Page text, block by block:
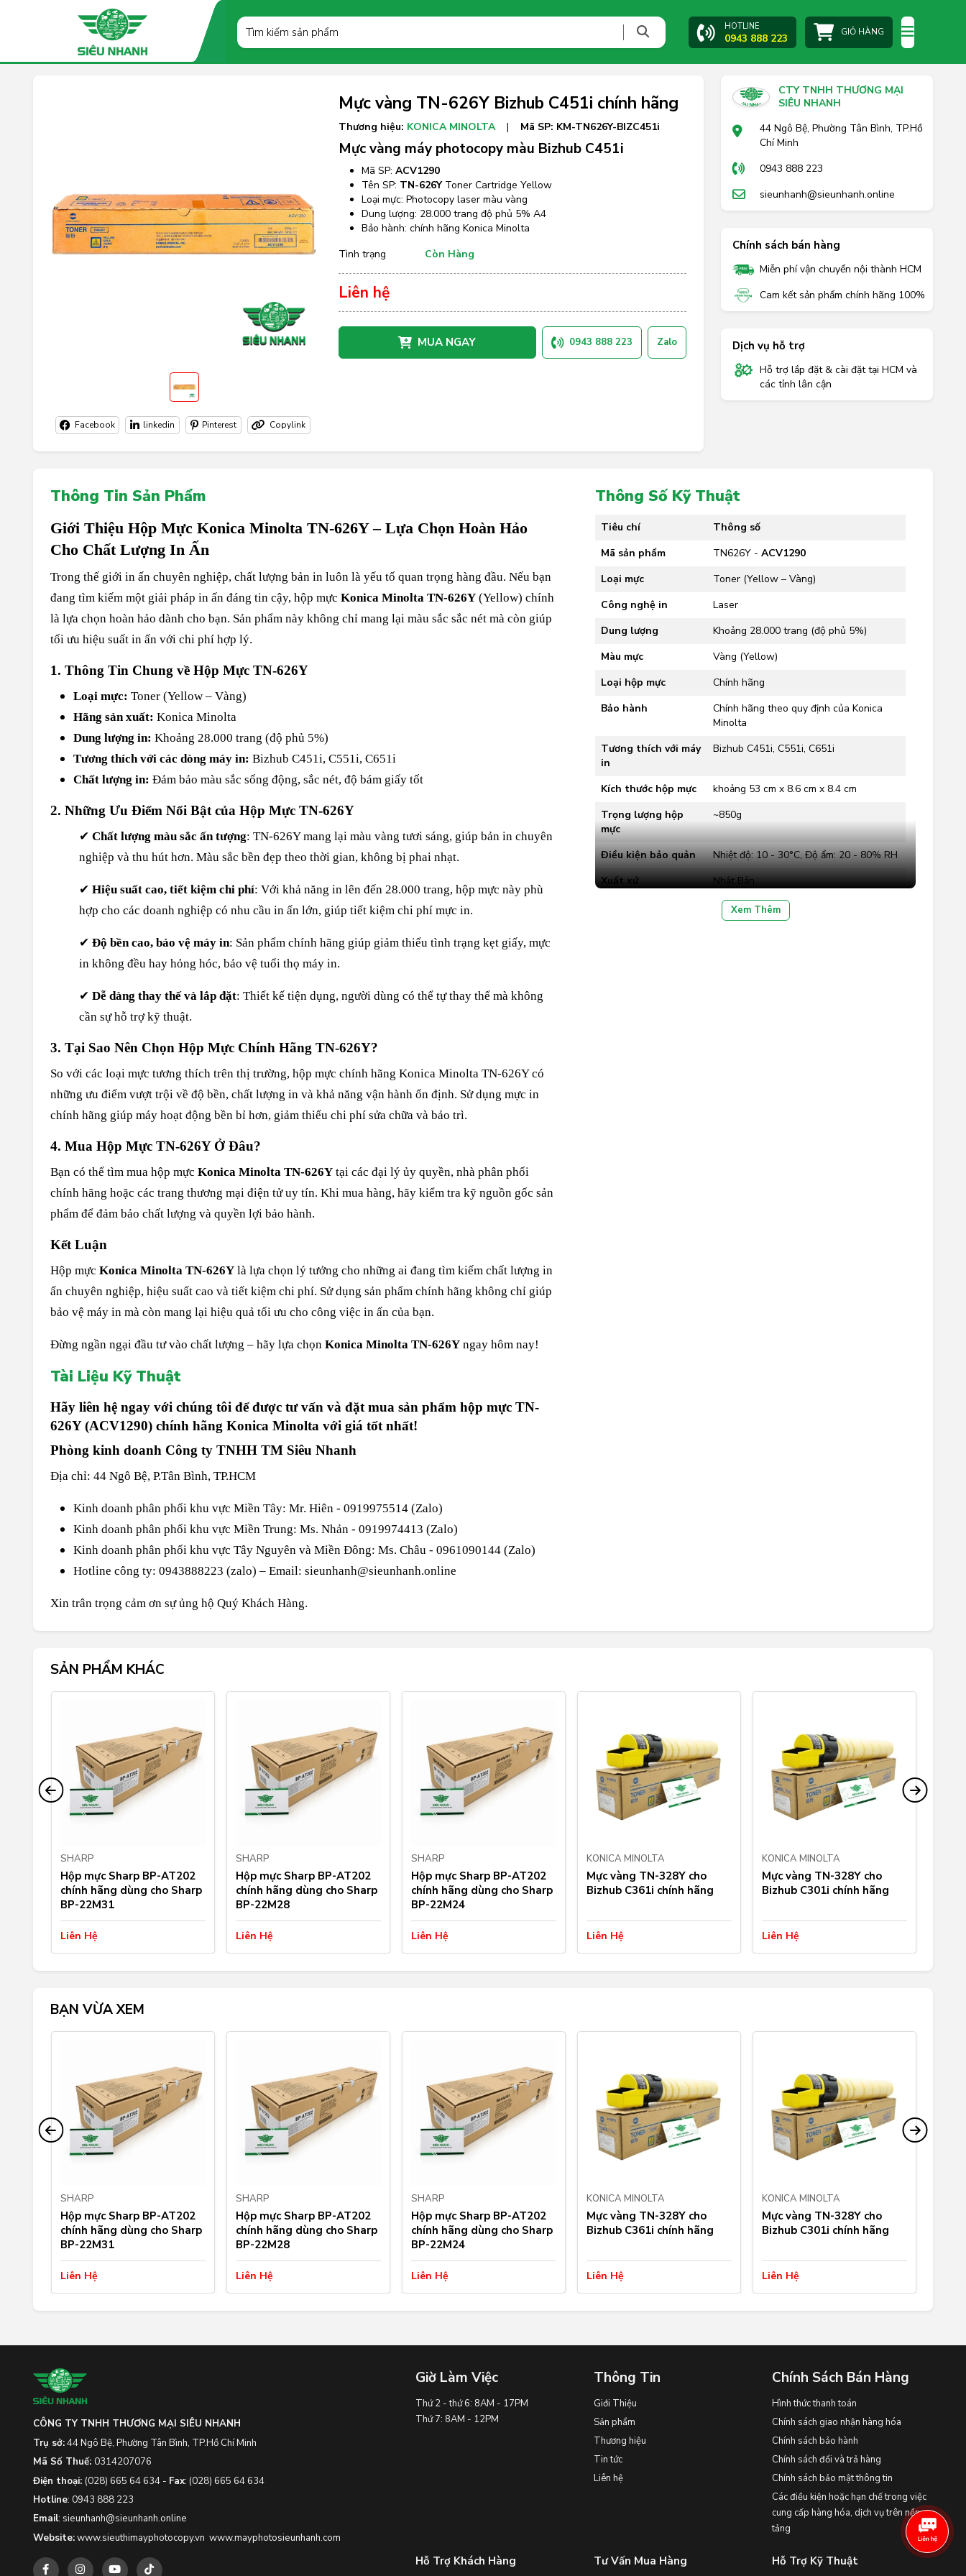
HOTLINE
0943 888 223
GIỎ HÀNG
Facebook linkedin Pinterest Copylink
Mực vàng TN-626Y Bizhub C451i chính hãng
Thương hiệu: KONICA MINOLTA | Mã SP: KM-TN626Y-BIZC451i
Mực vàng máy photocopy màu Bizhub C451i
Mã SP: ACV1290
Tên SP: TN-626YToner Cartridge Yellow
Loại mực: Photocopy laser màu vàng
Dung lượng: 28.000 trang độ phủ 5% A4
Bảo hành: chính hãng Konica Minolta
Tình trạng
Còn Hàng
Liên hệ
MUA NGAY 0943 888 223 Zalo
CTY TNHH THƯƠNG MẠI
SIÊU NHANH
44 Ngô Bệ, Phường Tân Bình, TP.Hồ
Chí Minh
0943 888 223
sieunhanh@sieunhanh.online
Chính sách bán hàng
Miễn phí vận chuyển nội thành HCM
Cam kết sản phẩm chính hãng 100%
Dịch vụ hỗ trợ
Hỗ trợ lắp đặt & cài đặt tại HCM và
các tỉnh lân cận
Thông Tin Sản Phẩm
Giới Thiệu Hộp Mực Konica Minolta TN-626Y – Lựa Chọn Hoàn Hảo
Cho Chất Lượng In Ấn
Trong thế giới in ấn chuyên nghiệp, chất lượng bản in luôn là yếu tố quan trọng hàng đầu. Nếu bạn
đang tìm kiếm một giải pháp in ấn đáng tin cậy, hộp mực Konica Minolta TN-626Y(Yellow) chính
là lựa chọn hoàn hảo dành cho bạn. Sản phẩm này không chỉ mang lại màu sắc sắc nét mà còn giúp
tối ưu hiệu suất in ấn với chi phí hợp lý.
1. Thông Tin Chung về Hộp Mực TN-626Y
Loại mực: Toner (Yellow – Vàng)
Hãng sản xuất: Konica Minolta
Dung lượng in: Khoảng 28.000 trang (độ phủ 5%)
Tương thích với các dòng máy in: Bizhub C451i, C551i, C651i
Chất lượng in: Đảm bảo màu sắc sống động, sắc nét, độ bám giấy tốt
2. Những Ưu Điểm Nổi Bật của Hộp Mực TN-626Y
✔ Chất lượng màu sắc ấn tượng: TN-626Y mang lại màu vàng tươi sáng, giúp bản in chuyên
nghiệp và thu hút hơn. Màu sắc bền đẹp theo thời gian, không bị phai nhạt.
✔ Hiệu suất cao, tiết kiệm chi phí: Với khả năng in lên đến 28.000 trang, hộp mực này phù
hợp cho các doanh nghiệp có nhu cầu in ấn lớn, giúp tiết kiệm chi phí mực in.
✔ Độ bền cao, bảo vệ máy in: Sản phẩm chính hãng giúp giảm thiểu tình trạng kẹt giấy, mực
in không đều hay hỏng hóc, bảo vệ tuổi thọ máy in.
✔ Dễ dàng thay thế và lắp đặt: Thiết kế tiện dụng, người dùng có thể tự thay thế mà không
cần sự hỗ trợ kỹ thuật.
3. Tại Sao Nên Chọn Hộp Mực Chính Hãng TN-626Y?
So với các loại mực tương thích trên thị trường, hộp mực chính hãng Konica Minolta TN-626Y có
những ưu điểm vượt trội về độ bền, chất lượng in và khả năng vận hành ổn định. Sử dụng mực in
chính hãng giúp máy hoạt động bền bỉ hơn, giảm thiểu chi phí sửa chữa và bảo trì.
4. Mua Hộp Mực TN-626Y Ở Đâu?
Bạn có thể tìm mua hộp mực Konica Minolta TN-626Ytại các đại lý ủy quyền, nhà phân phối
chính hãng hoặc các trang thương mại điện tử uy tín. Khi mua hàng, hãy kiểm tra kỹ nguồn gốc sản
phẩm để đảm bảo chất lượng và quyền lợi bảo hành.
Kết Luận
Hộp mực Konica Minolta TN-626Ylà lựa chọn lý tưởng cho những ai đang tìm kiếm chất lượng in
ấn chuyên nghiệp, hiệu suất cao và tiết kiệm chi phí. Sử dụng sản phẩm chính hãng không chỉ giúp
bảo vệ máy in mà còn mang lại hiệu quả tối ưu cho công việc in ấn của bạn.
Đừng ngần ngại đầu tư vào chất lượng – hãy lựa chọn Konica Minolta TN-626Yngay hôm nay!
Tài Liệu Kỹ Thuật
Hãy liên hệ ngay với chúng tôi để được tư vấn và đặt mua sản phẩm hộp mực TN-
626Y (ACV1290) chính hãng Konica Minolta với giá tốt nhất!
Phòng kinh doanh Công ty TNHH TM Siêu Nhanh
Địa chỉ: 44 Ngô Bệ, P.Tân Bình, TP.HCM
Kinh doanh phân phối khu vực Miền Tây: Mr. Hiên - 0919975514 (Zalo)
Kinh doanh phân phối khu vực Miền Trung: Ms. Nhản - 0919974413 (Zalo)
Kinh doanh phân phối khu vực Tây Nguyên và Miền Đông: Ms. Châu - 0961090144 (Zalo)
Hotline công ty: 0943888223 (zalo) – Email: sieunhanh@sieunhanh.online
Xin trân trọng cảm ơn sự ủng hộ Quý Khách Hàng.
Thông Số Kỹ Thuật
Tiêu chí
Thông số
Mã sản phẩm
TN626Y -ACV1290
Loại mực
Toner (Yellow – Vàng)
Công nghệ in
Laser
Dung lượng
Khoảng 28.000 trang (độ phủ 5%)
Màu mực
Vàng (Yellow)
Loại hộp mực
Chính hãng
Bảo hành
Chính hãng theo quy định của Konica
Minolta
Tương thích với máy
in
Bizhub C451i, C551i, C651i
Kích thước hộp mực
khoảng 53 cm x 8.6 cm x 8.4 cm
Trọng lượng hộp
mực
~850g
Điều kiện bảo quản
Nhiệt độ: 10 - 30°C, Độ ẩm: 20 - 80% RH
Xuất xứ
Nhật Bản
ISO 9001, ISO 14001
Xem Thêm
SẢN PHẨM KHÁC
SHARP
Hộp mực Sharp BP-AT202
chính hãng dùng cho Sharp
BP-22M31
Liên Hệ
SHARP
Hộp mực Sharp BP-AT202
chính hãng dùng cho Sharp
BP-22M28
Liên Hệ
SHARP
Hộp mực Sharp BP-AT202
chính hãng dùng cho Sharp
BP-22M24
Liên Hệ
KONICA MINOLTA
Mực vàng TN-328Y cho
Bizhub C361i chính hãng
Liên Hệ
KONICA MINOLTA
Mực vàng TN-328Y cho
Bizhub C301i chính hãng
Liên Hệ
BẠN VỪA XEM
SHARP
Hộp mực Sharp BP-AT202
chính hãng dùng cho Sharp
BP-22M31
Liên Hệ
SHARP
Hộp mực Sharp BP-AT202
chính hãng dùng cho Sharp
BP-22M28
Liên Hệ
SHARP
Hộp mực Sharp BP-AT202
chính hãng dùng cho Sharp
BP-22M24
Liên Hệ
KONICA MINOLTA
Mực vàng TN-328Y cho
Bizhub C361i chính hãng
Liên Hệ
KONICA MINOLTA
Mực vàng TN-328Y cho
Bizhub C301i chính hãng
Liên Hệ
CÔNG TY TNHH THƯƠNG MẠI SIÊU NHANH
Trụ sở:44 Ngô Bệ, Phường Tân Bình, TP.Hồ Chí Minh
Mã Số Thuế: 0314207076
Điện thoại: (028) 665 64 634- Fax: (028) 665 64 634
Hotline: 0943 888 223
Email: sieunhanh@sieunhanh.online
Website:www.sieuthimayphotocopy.vn www.mayphotosieunhanh.com
Giờ Làm Việc
Thứ 2 - thứ 6: 8AM - 17PM
Thứ 7: 8AM - 12PM
Thông Tin
Giới Thiệu
Sản phẩm
Thương hiệu
Tin tức
Liên hệ
Chính Sách Bán Hàng
Hình thức thanh toán
Chính sách giao nhận hàng hóa
Chính sách bảo hành
Chính sách đổi và trả hàng
Chính sách bảo mật thông tin
Các điều kiện hoặc hạn chế trong việc
cung cấp hàng hóa, dịch vụ trên nền
tảng
Hỗ Trợ Khách Hàng Tư Vấn Mua Hàng Hỗ Trợ Kỹ Thuật